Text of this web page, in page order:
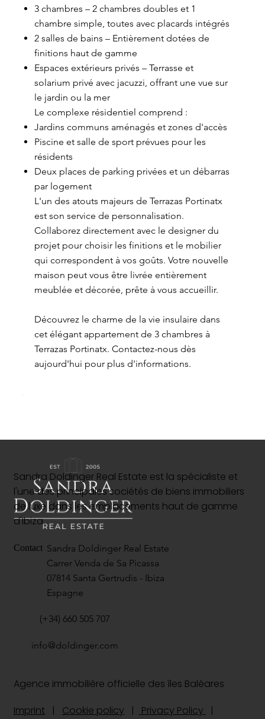
3 chambres – 2 chambres doubles et 1
chambre simple, toutes avec placards intégrés
2 salles de bains – Entièrement dotées de
finitions haut de gamme
Espaces extérieurs privés – Terrasse et
solarium privé avec jacuzzi, offrant une vue sur
le jardin ou la mer
Le complexe résidentiel comprend :
Jardins communs aménagés et zones d'accès
Piscine et salle de sport prévues pour les
résidents
Deux places de parking privées et un débarras
par logement
L'un des atouts majeurs de Terrazas Portinatx
est son service de personnalisation.
Collaborez directement avec le designer du
projet pour choisir les finitions et le mobilier
qui correspondent à vos goûts. Votre nouvelle
maison peut vous être livrée entièrement
meublée et décorée, prête à vous accueillir.
Découvrez le charme de la vie insulaire dans
cet élégant appartement de 3 chambres à
Terrazas Portinatx. Contactez-nous dès
aujourd'hui pour plus d'informations.
Sandra Doldinger Real Estate est la spécialiste et
l'une des principales sociétés de biens immobiliers
de luxe dans les emplacements haut de gamme
d'Ibiza.
Agence immobilière officielle des îles Baléares
Contact Sandra Doldinger Real Estate
Carrer Venda de Sa Picassa
07814 Santa Gertrudis - Ibiza
Espagne
Imprint | Cookie policy | Privacy Policy
|
(+34) 660 505 707
info@doldinger.com